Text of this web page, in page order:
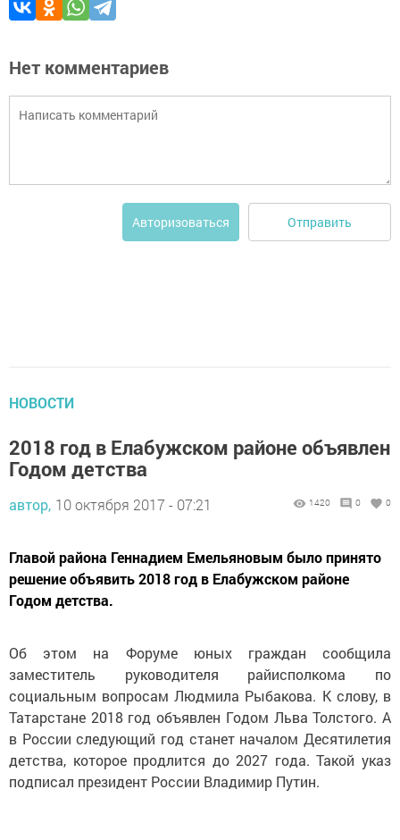
Нет комментариев
Авторизоваться Отправить
НОВОСТИ
2018 год в Елабужском районе объявлен
Годом детства
автор, 10 октября 2017 - 07:21 1420 0 0
Главой района Геннадием Емельяновым было принято
решение объявить 2018 год в Елабужском районе
Годом детства.
Об этом на Форуме юных граждан сообщила
заместитель руководителя райисполкома по
социальным вопросам Людмила Рыбакова. К слову, в
Татарстане 2018 год объявлен Годом Льва Толстого. А
в России следующий год станет началом Десятилетия
детства, которое продлится до 2027 года. Такой указ
подписал президент России Владимир Путин.